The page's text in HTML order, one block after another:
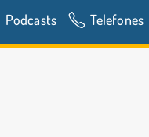
Podcasts Telefones